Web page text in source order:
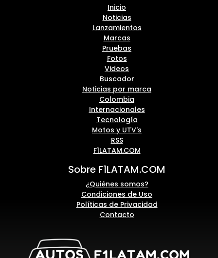
Inicio
Noticias
Lanzamientos
Marcas
Pruebas
Fotos
Videos
Buscador
Noticias por marca
Colombia
Internacionales
Tecnología
Motos y UTV's
RSS
F1LATAM.COM
Sobre F1LATAM.COM
¿Quiénes somos?
Condiciones de Uso
Políticas de Privacidad
Contacto